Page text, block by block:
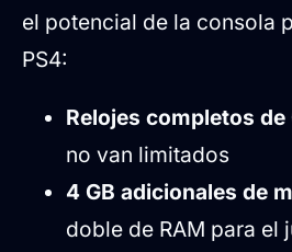
el potencial de la consola
PS4:
Relojes completos de
no van limitados
4 GB adicionales de
doble de RAM para el